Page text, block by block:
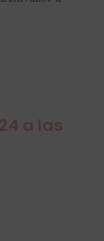
a las